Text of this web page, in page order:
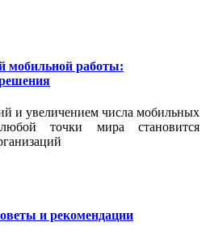
мобильной работы:
и увеличением числа мобильных
точки мира становится
и рекомендации